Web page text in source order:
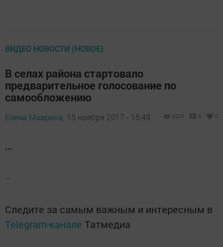
ВИДЕО НОВОСТИ (НОВОЕ)
В селах района стартовало
предварительное голосование по
самообложению
Елена Маврина, 15 ноября 2017 - 15:49 2220 0 0
...
...
Следите за самым важным и интересным в
Telegram-канале Татмедиа